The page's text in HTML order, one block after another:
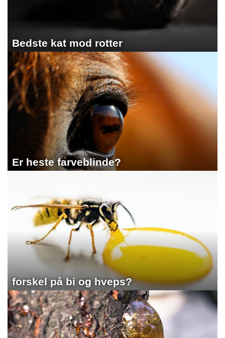
Bedste kat mod rotter
Er heste farveblinde?
forskel på bi og hveps?